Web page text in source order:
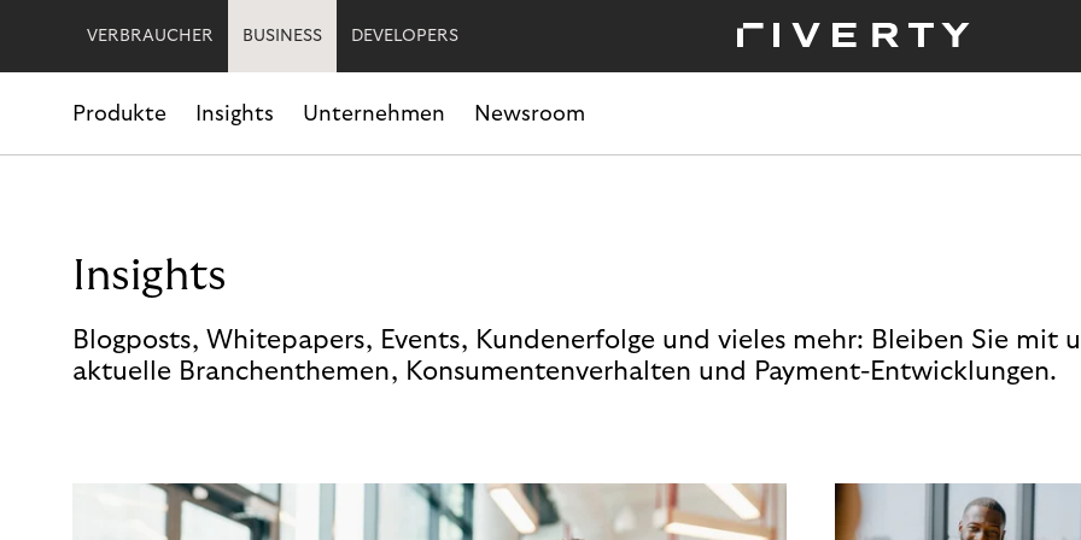
VERBRAUCHER BUSINESS DEVELOPERS
Produkte Insights Unternehmen Newsroom
Insights
Blogposts, Whitepapers, Events, Kundenerfolge und vieles mehr: Bleiben Sie mit
aktuelle Branchenthemen, Konsumentenverhalten und Payment-Entwicklungen.